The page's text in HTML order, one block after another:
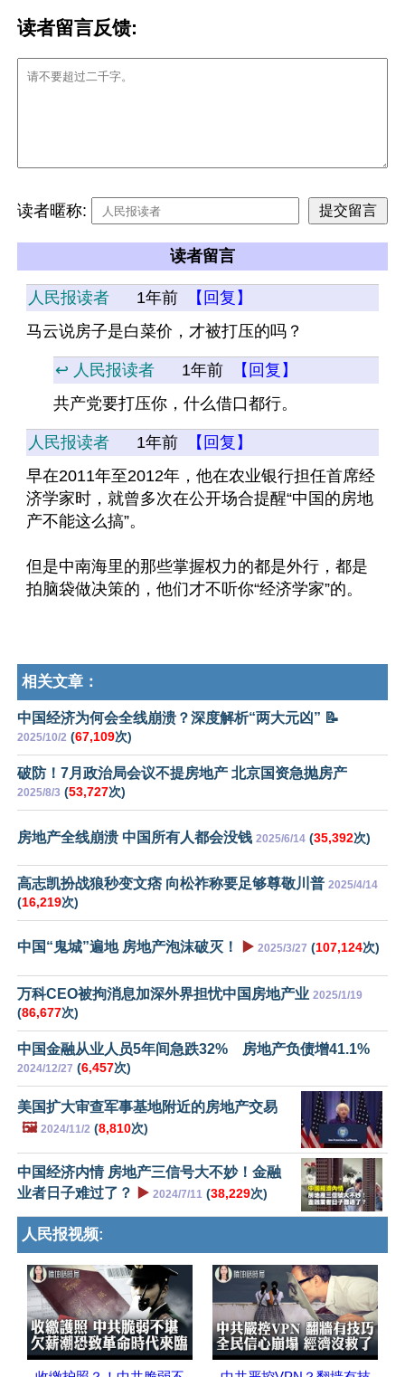
读者留言反馈:
读者暱称:
读者留言
人民报读者 1年前
【回复】
马云说房子是白菜价，才被打压的吗？
↩️ 人民报读者 1年前
【回复】
共产党要打压你，什么借口都行。
人民报读者 1年前
【回复】
早在2011年至2012年，他在农业银行担任首席经
济学家时，就曾多次在公开场合提醒“中国的房地
产不能这么搞”。
但是中南海里的那些掌握权力的都是外行，都是
拍脑袋做决策的，他们才不听你“经济学家”的。
相关文章：
中国经济为何会全线崩溃？深度解析“两大元凶” 📝
2025/10/2 (67,109次)
破防！7月政治局会议不提房地产 北京国资急抛房产
2025/8/3 (53,727次)
房地产全线崩溃 中国所有人都会没钱 2025/6/14 (35,392次)
高志凯扮战狼秒变文痞 向松祚称要足够尊敬川普 2025/4/14
(16,219次)
中国“鬼城”遍地 房地产泡沫破灭！ ▶️ 2025/3/27 (107,124次)
万科CEO被拘消息加深外界担忧中国房地产业 2025/1/19
(86,677次)
中国金融从业人员5年间急跌32% 房地产负债增41.1%
2024/12/27 (6,457次)
美国扩大审查军事基地附近的房地产交易
🖼️ 2024/11/2 (8,810次)
中国经济内情 房地产三信号大不妙！金融
业者日子难过了？
▶️ 2024/7/11 (38,229次)
人民报视频: